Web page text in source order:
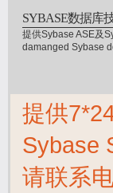
SYBASE数据库
提供Sybase ASE及
damanged Sybase
提供
Sybase
请联系